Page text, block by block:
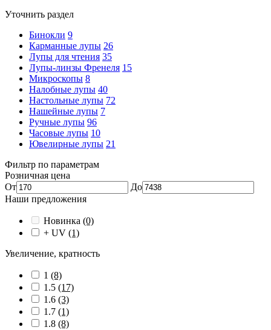
Уточнить раздел
Бинокли 9
Карманные лупы 26
Лупы для чтения 35
Лупы-линзы Френеля 15
Микроскопы 8
Налобные лупы 40
Настольные лупы 72
Нашейные лупы 7
Ручные лупы 96
Часовые лупы 10
Ювелирные лупы 21
Фильтр по параметрам
Розничная цена
От
До
Наши предложения
Новинка (0)
+ UV (1)
Увеличение, кратность
1 (8)
1.5 (17)
1.6 (3)
1.7 (1)
1.8 (8)